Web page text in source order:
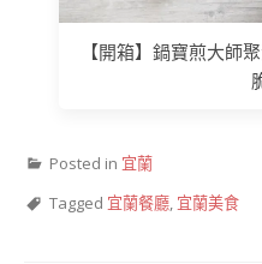
【開箱】鍋寶煎大師
Posted in 宜蘭
Tagged 宜蘭餐廳, 宜蘭美食